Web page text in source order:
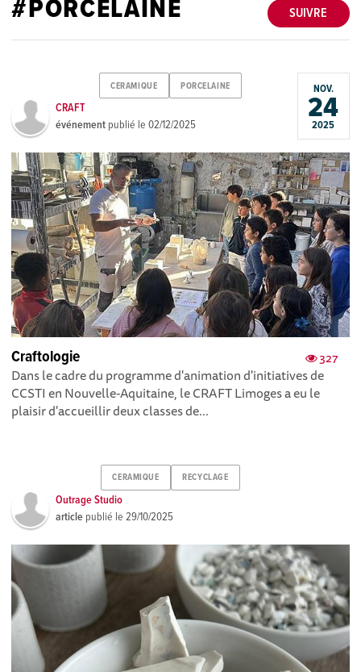
SUIVRE
#PORCELAINE
CERAMIQUE PORCELAINE
CRAFT
événement publié le02/12/2025
NOV.
24
2025
327
Craftologie
Dans le cadre du programme d'animation d'initiatives de
CCSTI en Nouvelle-Aquitaine, le CRAFT Limoges a eu le
plaisir d'accueillir deux classes de...
CERAMIQUE RECYCLAGE
Outrage Studio
article publié le29/10/2025